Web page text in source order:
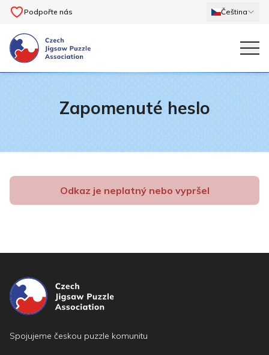
Podpořte nás Čeština
Zapomenuté heslo
Odkaz je neplatný nebo vypršel
Spojujeme českou puzzle komunitu